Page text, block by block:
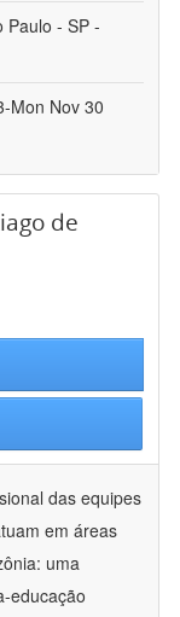
Paulo - SP -
Mon Nov 30
de
das equipes
em áreas
uma
educação